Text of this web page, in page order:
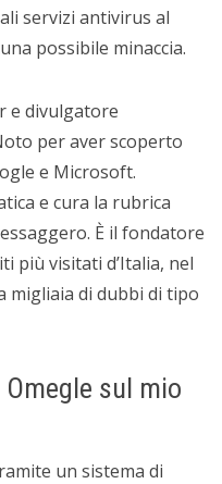
servizi antivirus al
possibile minaccia.
e divulgatore
per aver scoperto
e Microsoft.
e cura la rubrica
È il fondatore
più visitati d’Italia, nel
migliaia di dubbi di tipo
sul mio
un sistema di